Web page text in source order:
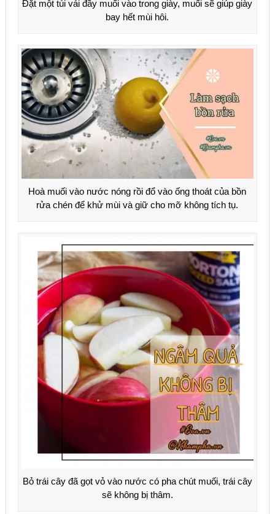
Đặt một túi vải đầy muối vào trong giày, muối sẽ giúp giày
bay hết mùi hôi.
Hoà muối vào nước nóng rồi đổ vào ống thoát của bồn
rửa chén để khử mùi và giữ cho mỡ không tích tụ.
Bỏ trái cây đã gọt vỏ vào nước có pha chút muối, trái cây
sẽ không bị thâm.